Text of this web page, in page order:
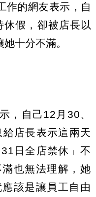
作的網友表示，自
假，卻被店長以
十分不滿。
，自己12月30、
店長表示這兩天
日全店禁休」不
也無法理解，她
該是讓員工自由